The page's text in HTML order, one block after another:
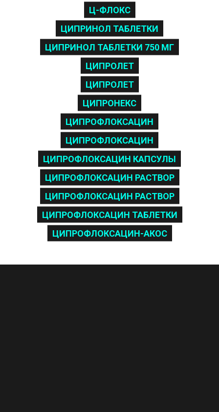
Ц-ФЛОКС
ЦИПРИНОЛ ТАБЛЕТКИ
ЦИПРИНОЛ ТАБЛЕТКИ 750 МГ
ЦИПРОЛЕТ
ЦИПРОЛЕТ
ЦИПРОНЕКС
ЦИПРОФЛОКСАЦИН
ЦИПРОФЛОКСАЦИН
ЦИПРОФЛОКСАЦИН КАПСУЛЫ
ЦИПРОФЛОКСАЦИН РАСТВОР
ЦИПРОФЛОКСАЦИН РАСТВОР
ЦИПРОФЛОКСАЦИН ТАБЛЕТКИ
ЦИПРОФЛОКСАЦИН-АКОС